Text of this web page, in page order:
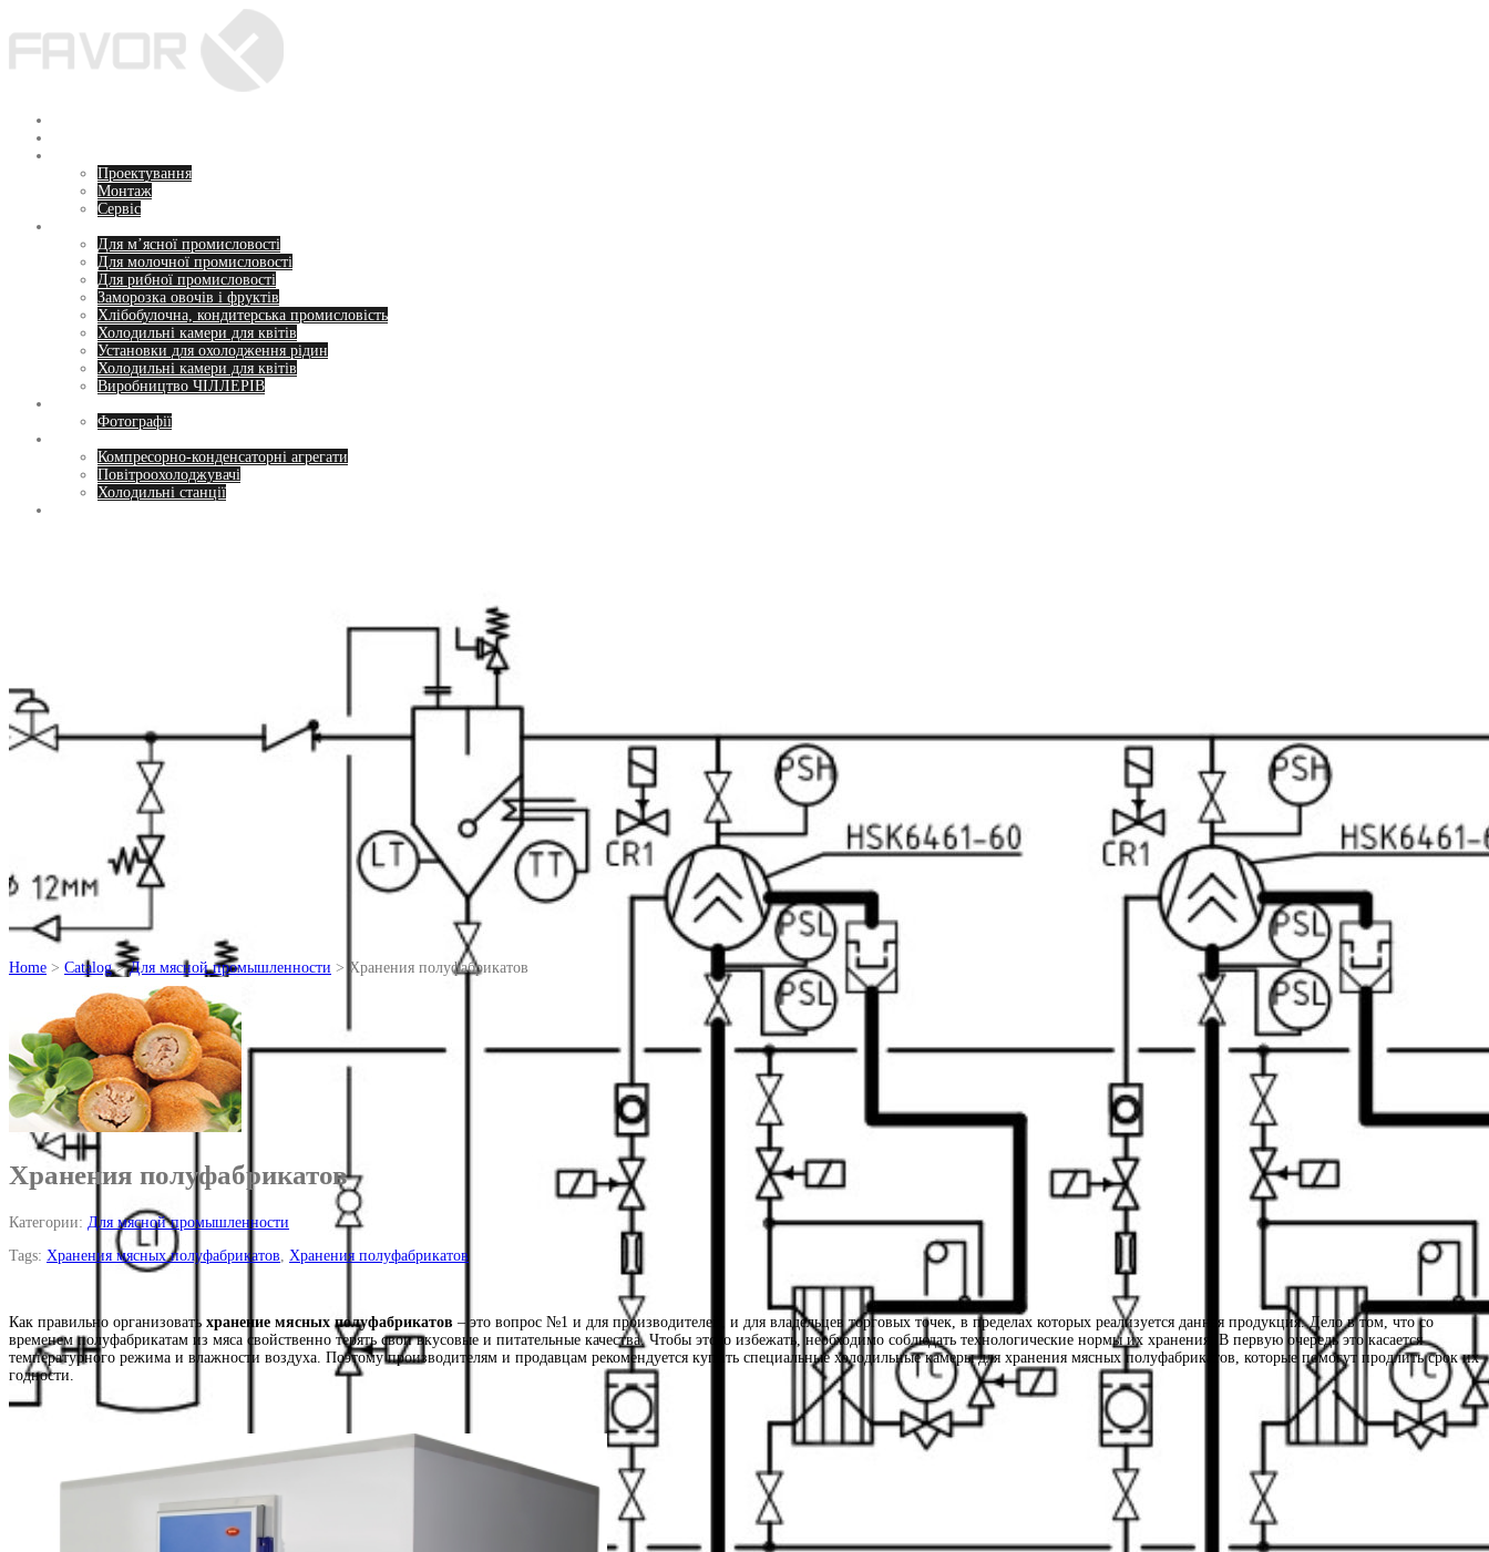
до
вмісту
Проектування
Монтаж
Сервіс
Для м’ясної промисловості
Для молочної промисловості
Для рибної промисловості
Заморозка овочів і фруктів
Хлібобулочна, кондитерська промисловість
Холодильні камери для квітів
Установки для охолодження рідин
Холодильні камери для квітів
Виробництво ЧІЛЛЕРІВ
Фотографії
Компресорно-конденсаторні агрегати
Повітроохолоджувачі
Холодильні станції
Home > Catalog>Для мясной промышленности > Хранения полуфабрикатов
Хранения полуфабрикатов
Категории: Для мясной промышленности
Tags: Хранения мясных полуфабрикатов Хранения полуфабрикатов
Как правильно организовать хранение мясных полуфабрикатов – это вопрос №1 и для производителей, и для владельцев торговых точек, в пределах которых реализуется данная продукция. Дело в том, что со
временем полуфабрикатам из мяса свойственно терять свои вкусовые и питательные качества. Чтобы этого избежать, необходимо соблюдать технологические нормы их хранения. В первую очередь это касается
температурного режима и влажности воздуха. Поэтому производителям и продавцам рекомендуется купить специальные холодильные камеры для хранения мясных полуфабрикатов, которые помогут продлить срок их
годности.